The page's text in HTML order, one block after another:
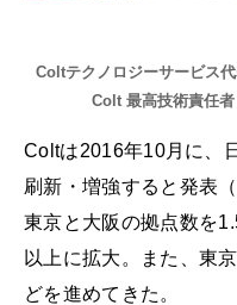
Coltテクノロジーサービス
Colt 最高技術責任
Coltは2016年10月に、
刷新・増強すると発表
東京と大阪の拠点数を
以上に拡大。また、東
どを進めてきた。